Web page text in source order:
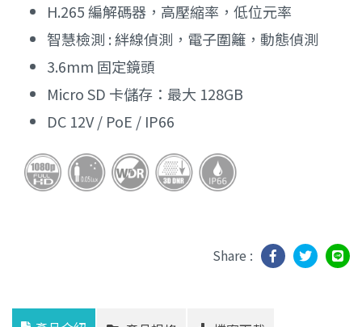
H.265 編解碼器，高壓縮率，低位元率
智慧檢測 : 絆線偵測，電子圍籬，動態偵測
3.6mm 固定鏡頭
Micro SD 卡儲存：最大 128GB
DC 12V / PoE / IP66
Share :